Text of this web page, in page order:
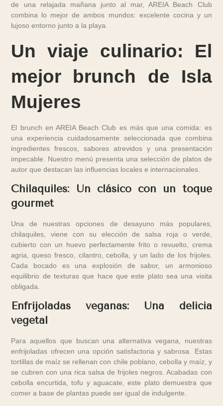
de una relajada mañana junto al mar, AREIA Beach Club
combina lo mejor de ambos mundos: excelente cocina y un
lujoso entorno junto a la playa.
Un viaje culinario: El
mejor brunch de Isla
Mujeres
El brunch en AREIA Beach Club es más que una comida: es
una experiencia cuidadosamente seleccionada que combina
ingredientes frescos, sabores atrevidos y una presentación
impecable. Nuestro menú presenta una selección de platos de
autor que destacan las influencias locales e internacionales.
Chilaquiles: Un clásico con un toque
gourmet
Una de nuestras opciones de desayuno más populares,
chilaquiles, viene con su elección de salsa roja o verde,
cubierto con un huevo perfectamente frito o revuelto, crema
agria, queso fresco, cilantro, cebolla, y un lado de los frijoles.
Cada bocado es una explosión de sabor, un armonioso
equilibrio de texturas que hace que este plato sea una visita
obligada.
Enfrijoladas veganas: Una delicia
vegetal
Para aquellos que buscan una alternativa vegana, nuestras
enfrijoladas ofrecen una opción satisfactoria y sabrosa. Estas
tortillas de maíz se rellenan con chile poblano, cebolla y maíz, y
se cubren con una rica salsa de frijoles negros. Acabadas con
cebolla encurtida, tofu y aguacate, este plato demuestra que
comer a base de plantas puede ser igual de indulgente.